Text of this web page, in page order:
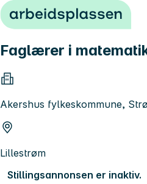
Hopp til innhold
Faglærer i
Akershus fylkeskommune,
Lillestrøm
Stillingsannonsen er inaktiv.